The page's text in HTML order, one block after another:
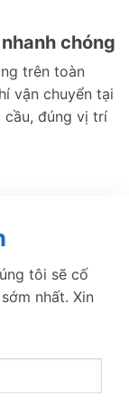
chóng
trên toàn
vận chuyển tại
cầu, đúng vị trí
tôi sẽ cố
nhất. Xin